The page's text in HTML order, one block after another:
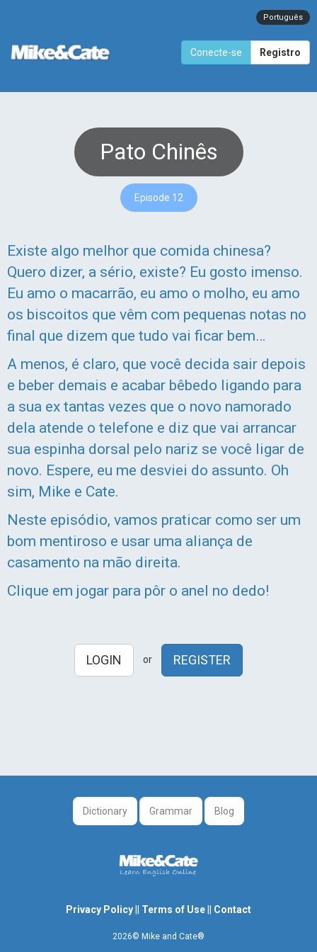
Português
Conecte-se Registro
Pato Chinês
Episode 12
Existe algo melhor que comida chinesa?
Quero dizer, a sério, existe? Eu gosto imenso.
Eu amo o macarrão, eu amo o molho, eu amo
os biscoitos que vêm com pequenas notas no
final que dizem que tudo vai ficar bem…
A menos, é claro, que você decida sair depois
e beber demais e acabar bêbedo ligando para
a sua ex tantas vezes que o novo namorado
dela atende o telefone e diz que vai arrancar
sua espinha dorsal pelo nariz se você ligar de
novo. Espere, eu me desviei do assunto. Oh
sim, Mike e Cate.
Neste episódio, vamos praticar como ser um
bom mentiroso e usar uma aliança de
casamento na mão direita.
Clique em jogar para pôr o anel no dedo!
LOGIN or REGISTER
Dictionary Grammar Blog
Privacy Policy Terms of Use Contact
2026© Mike and Cate®